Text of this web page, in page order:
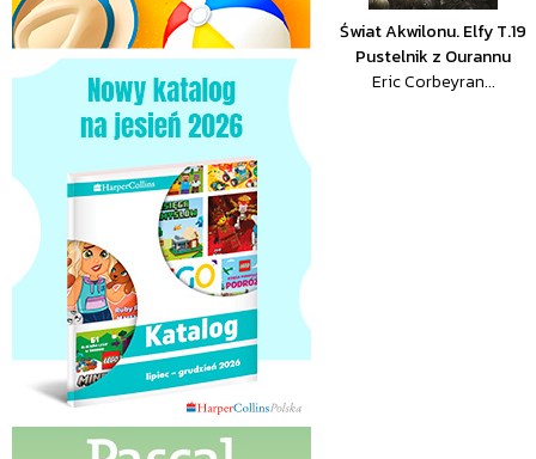
Świat Akwilonu. Elfy T.19
Pustelnik z Ourannu
Eric Corbeyran...